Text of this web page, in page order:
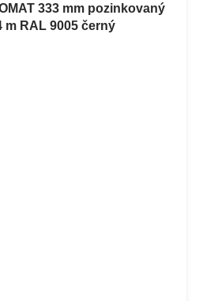
333 mm pozinkovaný
m RAL 9005 černý